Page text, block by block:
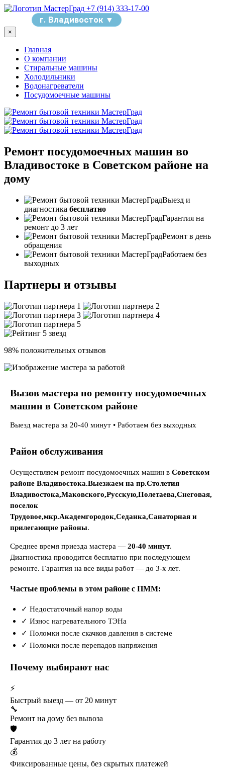
+7 (914) 333-17-00
г. Владивосток ▼
×
Главная
О компании
Стиральные машины
Холодильники
Водонагреватели
Посудомоечные машины
Ремонт посудомоечных машин во
Владивостоке в Советском районе на
дому
Выезд и
диагностика бесплатно
Гарантия на
ремонт до 3 лет
Ремонт в день
обращения
Работаем без
выходных
Партнеры и отзывы
98% положительных отзывов
Вызов мастера по ремонту посудомоечных
машин в Советском районе
Выезд мастера за 20-40 минут • Работаем без выходных
Район обслуживания
Осуществляем ремонт посудомоечных машин в Советском
районе Владивостока.Выезжаем на пр.Столетия
Владивостока,Маковского,Русскую,Полетаева,Снеговая,
поселок
Трудовое,мкр.Академгородок,Седанка,Санаторная и
прилегающие районы.
Среднее время приезда мастера — 20-40 минут.
Диагностика проводится бесплатно при последующем
ремонте. Гарантия на все виды работ — до 3-х лет.
Частые проблемы в этом районе с ПММ:
✓ Недостаточный напор воды
✓ Износ нагревательного ТЭНа
✓ Поломки после скачков давления в системе
✓ Поломки после перепадов напряжения
Почему выбирают нас
⚡
Быстрый выезд — от 20 минут
🔧
Ремонт на дому без вывоза
🛡️
Гарантия до 3 лет на работу
💰
Фиксированные цены, без скрытых платежей